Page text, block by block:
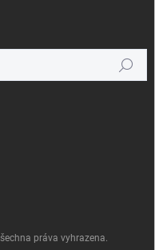
Hledat
práva vyhrazena.